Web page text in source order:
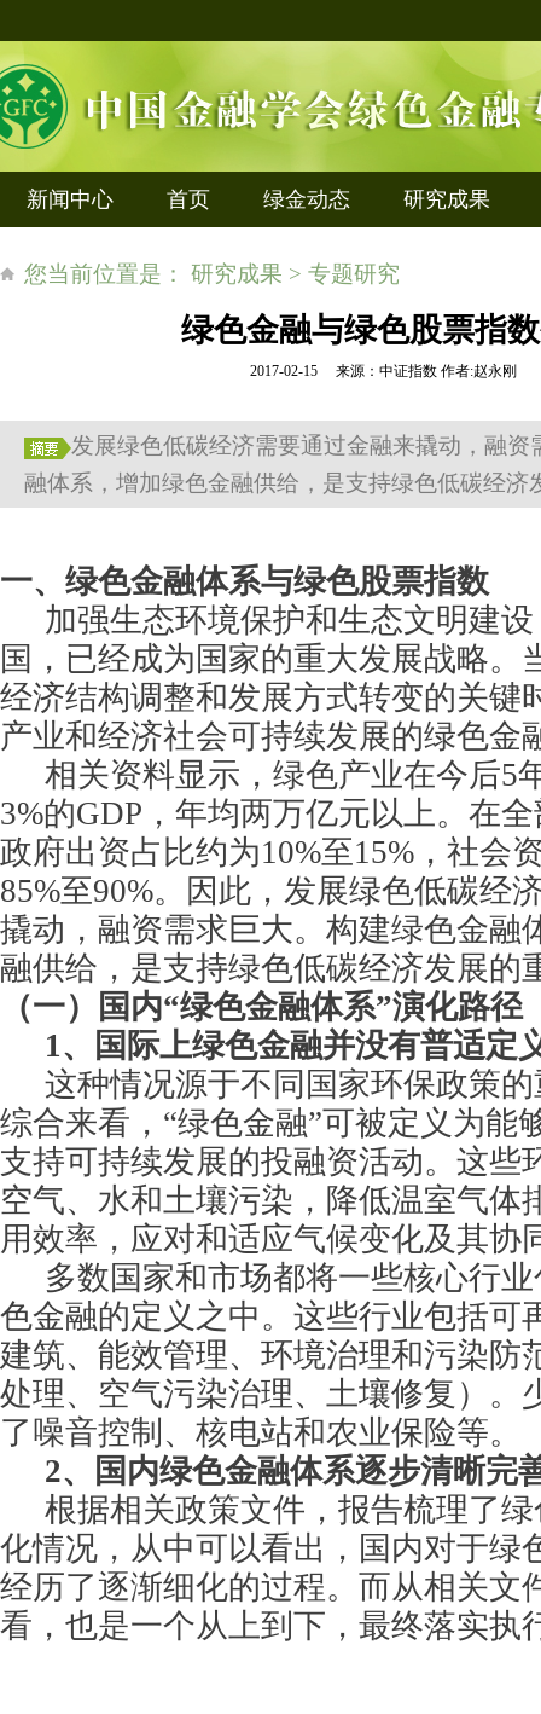
新闻中心 首页 绿金动态 研究成果
您当前位置是： 研究成果 > 专题研究
绿色金融与绿色股票指
2017-02-15 来源：中证指数 作者:赵永刚
发展绿色低碳经济需要通过金融来撬动，融资
融体系，增加绿色金融供给，是支持绿色低碳经济
一、绿色金融体系与绿色股票指数
加强生态环境保护和生态文明建
国，已经成为国家的重大发展战略。
经济结构调整和发展方式转变的关键
产业和经济社会可持续发展的绿色金
相关资料显示，绿色产业在今后5
3%的GDP，年均两万亿元以上。在
政府出资占比约为10%至15%，社会
85%至90%。因此，发展绿色低碳经
撬动，融资需求巨大。构建绿色金融
融供给，是支持绿色低碳经济发展的
（一）
国内“绿色金融体系”演化路径
1、国际上绿色金融并没有普适定
这种情况源于不同国家环保政策
综合来看，“绿色金融”可被定义为能
支持可持续发展的投融资活动。这些
空气、水和土壤污染，降低温室气体
用效率，应对和适应气候变化及其协
多数国家和市场都将一些核心行
色金融的定义之中。这些行业包括可
建筑、能效管理、环境治理和污染防
处理、空气污染治理、土壤修复）。
了噪音控制、核电站和农业保险等。
2、国内绿色金融体系逐步清晰完
根据相关政策文件，报告梳理了
化情况，从中可以看出，国内对于绿
经历了逐渐细化的过程。而从相关文
看，也是一个从上到下，最终落实执